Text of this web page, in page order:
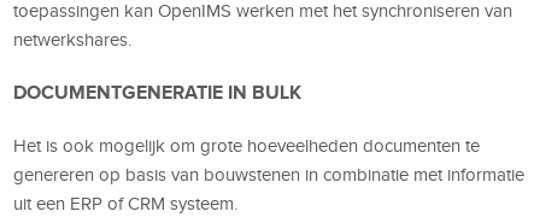
toepassingen kan OpenIMS werken met het synchroniseren van
netwerkshares.
DOCUMENTGENERATIE IN BULK
Het is ook mogelijk om grote hoeveelheden documenten te
genereren op basis van bouwstenen in combinatie met informatie
uit een ERP of CRM systeem.